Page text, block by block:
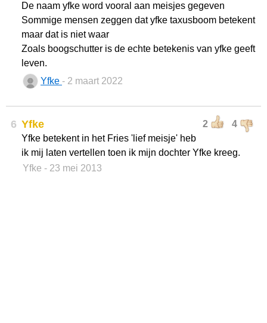
De naam yfke word vooral aan meisjes gegeven
Sommige mensen zeggen dat yfke taxusboom betekent
maar dat is niet waar
Zoals boogschutter is de echte betekenis van yfke geeft
leven.
Yfke - 2 maart 2022
6 2 4
Yfke
Yfke betekent in het Fries 'lief meisje' heb
ik mij laten vertellen toen ik mijn dochter Yfke kreeg.
Yfke - 23 mei 2013